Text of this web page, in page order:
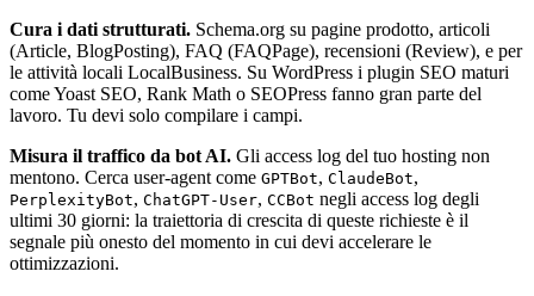
Cura i dati strutturati. Schema.org su pagine prodotto, articoli
(Article, BlogPosting), FAQ (FAQPage), recensioni (Review), e per
le attività locali LocalBusiness. Su WordPress i plugin SEO maturi
come Yoast SEO, Rank Math o SEOPress fanno gran parte del
lavoro. Tu devi solo compilare i campi.
Misura il traffico da bot AI. Gli access log del tuo hosting non
mentono. Cerca user-agent come GPTBot, ClaudeBot,
PerplexityBot, ChatGPT-User, CCBot negli access log degli
ultimi 30 giorni: la traiettoria di crescita di queste richieste è il
segnale più onesto del momento in cui devi accelerare le
ottimizzazioni.